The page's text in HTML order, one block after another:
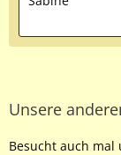
Unsere
Besucht auch mal